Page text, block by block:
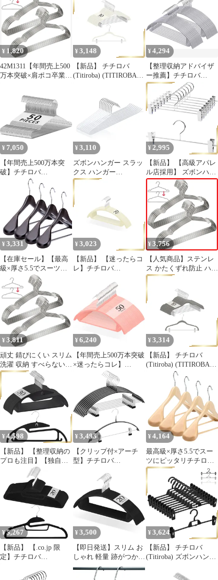
れ防止 型崩れしない 跡
がつかない おしゃれ ス
リム 軽量 hanger 回転フ
ック ベルベット製 20本
組 アイボリー 0
¥ 1,820
42M1311【年間売上500
万本突破×肩ポコ卒業】
¥ 3,148
【新品】 チチロバ
(Titiroba) (TITIROBA)
スリム 軽量 ベルベット
製 10本組 アイボリー
23AB162 0
¥4,294
【整理収納アドバイザ
ー推薦】チチロバ
(TITIROBA) ハンガー
かたくずれ防止 すべら
ない 跡がつかない おし
ゃれ 20本組 グレー
¥ 7,050
【年間売上500万本突
破】チチロバ
(TITIROBA) ハンガー
ステンレス 50本組 洗濯
錆びにくい 曲がらない
頑丈 スリム 軽量 シル
バー送料無料 38d1d127
¥ 3,110
ズボンハンガー スラッ
クス ハンガー
TITIROBA パンツハン
ガー すべらない 跡がつ
かない 10本組
¥ 2,995
【新品】 【高級アパレ
ル店採用】 ズボンハン
ガー チチロバ
(TITIROBA) スカート
パンツ 【スライド時歯
がうく音がしない】 ク
リップ付き すべらない
跡がつかない 8本組 1
¥ 3,331
【在庫セール】【最高
級×厚さ5.5でスーツに
ピッタリ】チチロバ
(TITIROBA) 木製ハン
ガー スーツ ジャケット
コート かたくずれ防止
滑り止め加工バー 4本
組 スモークブラウン
YJ-04-S 厚さ5.5cm(4本
組)
¥ 3,023
【新品】 【迷ったらコ
レ】チチロバ
すべらない かたくずれ
防止 型崩れしない 跡が
つかない おしゃれ スリ
ム 軽量 hanger 回転フッ
ク ベルベット製 20本組
ベージュ 1
¥ 3,756
【人気商品】ステンレ
ス かたくずれ防止 ハン
ガー すべらない 20本組
洗濯 (TITIROBA) スリ
ム あとがつかない 錆び
にくい チチロバ 頑丈
¥ 3,811
頑丈 錆びにくい スリム
洗濯 収納 すべらない
かたくずれ防止 ステン
レス ハンガー
TITIROBA
¥ 6,240
【年間売上500万本突破
×迷ったらコレ】
TITIROBA ハンガー す
べらない かたくずれ防
止 跡がつかない スリム
軽量 回転フック ベルベ
ットym 3b2424e4
¥ 3,314
【新品】 チチロバ
(Titiroba) (TITIROBA)
ハンガー すべらない か
たくずれ防止 クリップ
スリム 軽量 ベルベット
製 10本組 グレー
23AB163 0
¥ 4,598
【新品】 【整理収納の
プロも注目】【独自設
計×王様のハンガー】チ
チロバ(TITIROBA) ハ
ンガー すべらない かた
くずれ防止 襟が伸びな
い 伸び防止 跡がつかな
い 連結フック 頑丈 ス
リム ベルベット製 30本
組 ブラック 1
¥ 3,495
【クリップ付×アーチ
型】チチロバ
すべらない かたくずれ
防止 クリップ 【スライ
ド時歯がうく音がしな
い】 挟む 跡がつかない
頑丈 8本組 ブラック
¥ 4,164
最高級×厚さ5.5でスー
ツにピッタリチチロバ
(TITIROBA) 木製ハン
ガー スーツ ジャケット
コート かたくずれ防止
滑り止め加工バー 4本
組 ナチュラル YJ-04-Y
厚さ5.5cm(4本組)
¥5,267
【新品】 【.co.jp 限
定】チチロバ
すべらない かたくずれ
¥ 3,500
【即日発送】スリム お
しゃれ 軽量 跡がつかな
い hanger 型崩れしない
回転フック かたくずれ
¥ 3,624
【新品】 チチロバ
(Titiroba) ズボンハンガ
ンツハンガー クリップ